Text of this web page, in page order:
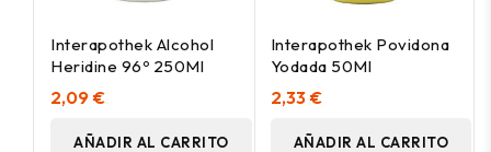
Interapothek Alcohol
Heridine 96º 250Ml
2,09 €
AÑADIR AL CARRITO
Interapothek Povidona
Yodada 50Ml
2,33 €
AÑADIR AL CARRITO